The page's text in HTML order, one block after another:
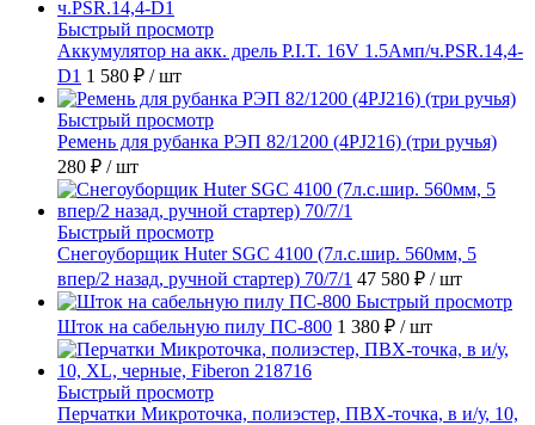
Быстрый просмотр
Аккумулятор на акк. дрель P.I.T. 16V 1.5Амп/ч.PSR.14,4-
D1 1 580 ₽ / шт
Быстрый просмотр
Ремень для рубанка РЭП 82/1200 (4PJ216) (три ручья)
280 ₽ / шт
Быстрый просмотр
Снегоуборщик Huter SGC 4100 (7л.с.шир. 560мм, 5
впер/2 назад, ручной стартер) 70/7/1 47 580 ₽ / шт
Быстрый просмотр
Шток на сабельную пилу ПС-800 1 380 ₽ / шт
Быстрый просмотр
Перчатки Микроточка, полиэстер, ПВХ-точка, в и/у, 10,